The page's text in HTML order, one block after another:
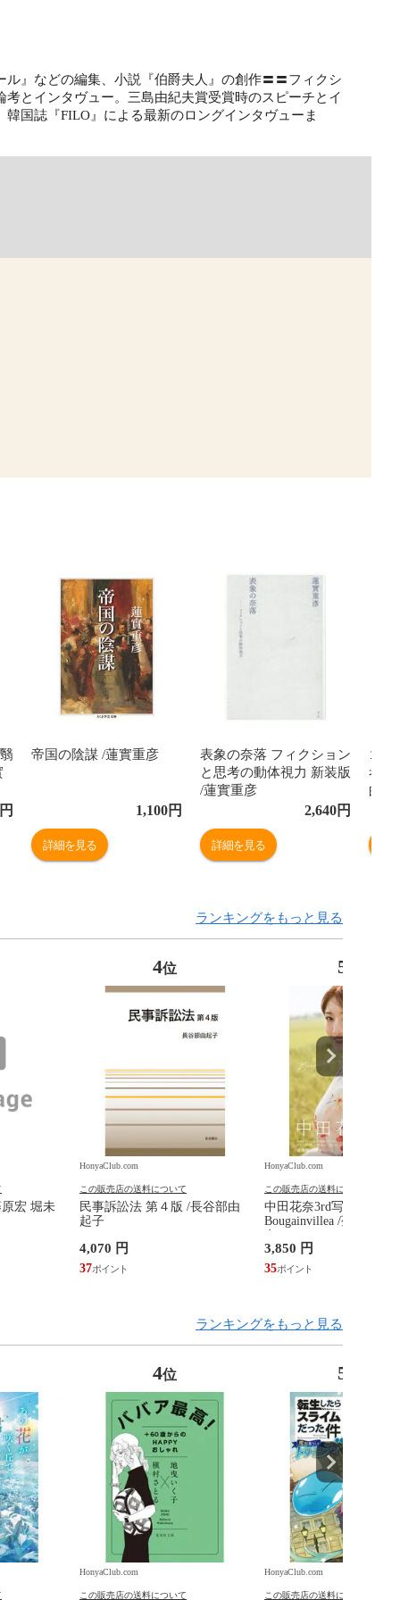
』などの編集、小説『伯爵夫人』の創作〓〓フィクシ
とインタヴュー。三島由紀夫賞受賞時のスピーチとイ
国誌『FILO』による最新のロングインタヴューま
円
帝国の陰謀 /蓮實重彦
1,100円
詳細を見る
表象の奈落 フィクション
と思考の動体視力 新装版
/蓮實重彦
2,640円
詳細を見る
ゴダ
考と
的な
ランキングをもっと見る
宏 堀未
4位
HonyaClub.com
この販売店の送料について
民事訴訟法 第４版 /長谷部由
起子
4,070 円
37
5
HonyaClub.com
この販売店の送料について
中田花奈3rd写真集
Bougainvillea /菊地泰久
3,850 円
35
ランキングをもっと見る
4位
HonyaClub.com
この販売店の送料について
5
HonyaClub.com
この販売店の送料について